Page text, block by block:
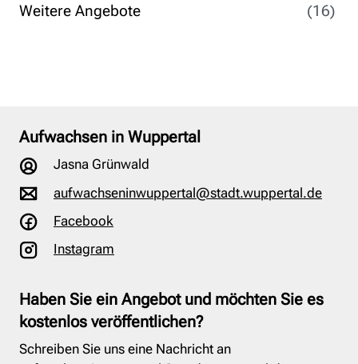
Weitere Angebote
(16)
Aufwachsen in Wuppertal
Jasna Grünwald
aufwachseninwuppertal@stadt.wuppertal.de
Facebook
Instagram
Haben Sie ein Angebot und möchten Sie es
kostenlos veröffentlichen?
Schreiben Sie uns eine Nachricht an